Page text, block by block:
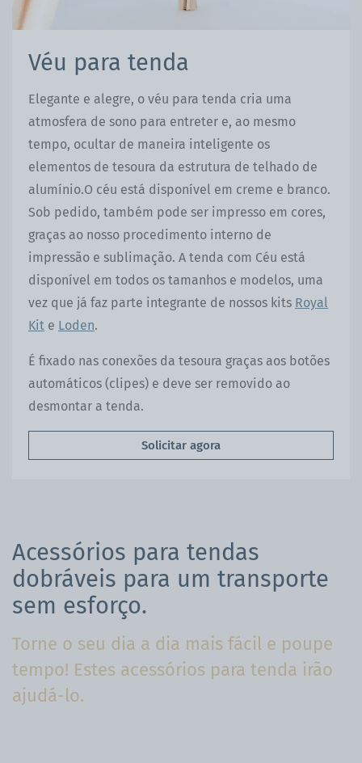
Véu para tenda
Elegante e alegre, o véu para tenda cria uma
atmosfera de sono para entreter e, ao mesmo
tempo, ocultar de maneira inteligente os
elementos de tesoura da estrutura de telhado de
alumínio.O céu está disponível em creme e branco.
Sob pedido, também pode ser impresso em cores,
graças ao nosso procedimento interno de
impressão e sublimação. A tenda com Céu está
disponível em todos os tamanhos e modelos, uma
vez que já faz parte integrante de nossos kits Royal
Kit e Loden.
É fixado nas conexões da tesoura graças aos botões
automáticos (clipes) e deve ser removido ao
desmontar a tenda.
Solicitar agora
Acessórios para tendas
dobráveis para um transporte
sem esforço.
Torne o seu dia a dia mais fácil e poupe
tempo! Estes acessórios para tenda irão
ajudá-lo.